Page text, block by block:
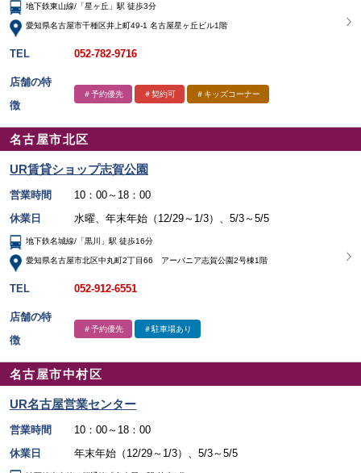
地下鉄東山線/「星ヶ丘」駅 徒歩3分
愛知県名古屋市千種区井上町49-1 名古屋星ヶ丘ビル1階
TEL 052-782-9716
店舗の特
徴
＃予約優先 ＃契約可 ＃キッズコーナー
名古屋市北区
UR賃貸ショップ志賀公園
営業時間
10：00～18：00
休業日
水曜、年末年始（12/29～1/3）、5/3～5/5
地下鉄名城線/「黒川」駅 徒歩16分
愛知県名古屋市北区中丸町2丁目66 アーバニア志賀公園2号棟1階
TEL 052-912-6551
店舗の特
徴
＃予約優先 ＃駐車場あり
名古屋市中村区
UR名古屋営業センター
営業時間
10：00～18：00
休業日
年末年始（12/29～1/3）、5/3～5/5